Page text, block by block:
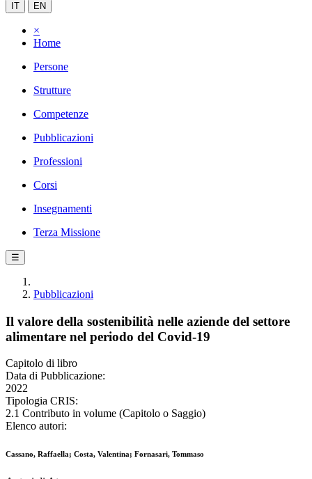
IT EN
×
Home
Persone
Strutture
Competenze
Pubblicazioni
Professioni
Corsi
Insegnamenti
Terza Missione
☰
Pubblicazioni
Il valore della sostenibilità nelle aziende del settore
alimentare nel periodo del Covid-19
Capitolo di libro
Data di Pubblicazione:
2022
Tipologia CRIS:
2.1 Contributo in volume (Capitolo o Saggio)
Elenco autori:
Cassano, Raffaella; Costa, Valentina; Fornasari, Tommaso